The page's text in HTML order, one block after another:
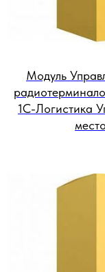
Модуль
1С-Логистика